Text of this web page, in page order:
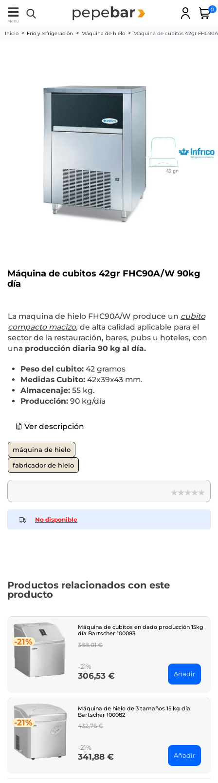
Menu
0
Inicio Frío y refrigeración Máquina de hielo Máquina de cubitos 42gr
Máquina de cubitos 42gr FHC90A/W 90kg
día
La maquina de hielo FHC90A/W produce un cubito
compacto macizo, de alta calidad aplicable para el
sector de la restauración, bares, pubs u hoteles, con
una producción diaria 90 kg al día.
Peso del cubito: 42 gramos
Medidas Cubito: 42x39x43 mm.
Almacenaje: 55 kg.
Producción: 90 kg/día
Ver descripción
máquina de hielo
fabricador de hielo
No disponible
Productos relacionados con este
producto
-21%
Máquina de cubitos en dado producción 15kg
día Bartscher 100083
Regular
388,01 €
-21%
Price
306,53 € Añadir
-21%
Máquina de hielo de 3 tamaños 15 kg día
Bartscher 100082
Regular
432,76 €
-21%
Price
341,88 € Añadir